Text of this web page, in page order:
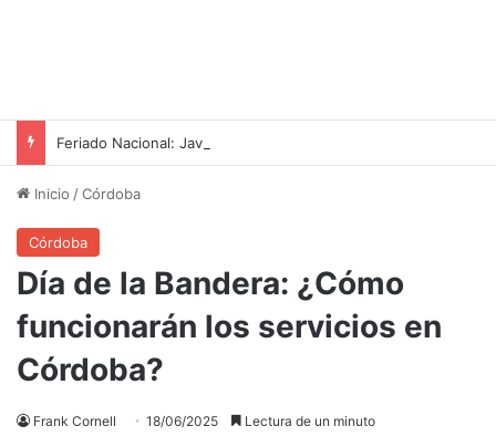
Inicio /Córdoba
Córdoba
Día de la Bandera: ¿Cómo
funcionarán los servicios en
Córdoba?
Frank Cornell 18/06/2025 Lectura de un minuto